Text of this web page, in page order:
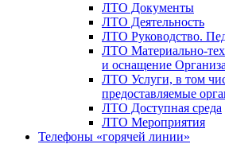
ЛТО Документы
ЛТО Деятельность
ЛТО Руководство.
ЛТО Материально-
и оснащение
ЛТО Услуги, в том
предоставляемые
ЛТО Доступная среда
ЛТО Мероприятия
Телефоны «горячей линии»